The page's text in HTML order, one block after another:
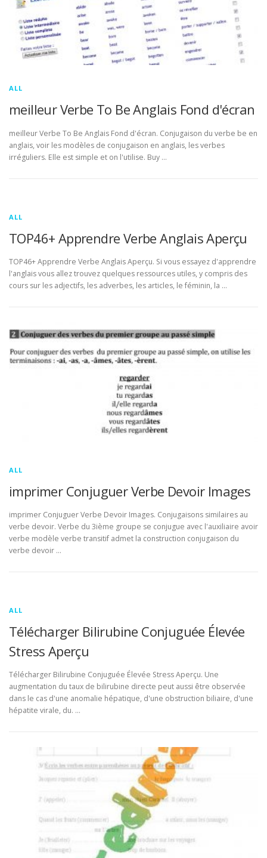
ALL
meilleur Verbe To Be Anglais Fond d'écran
meilleur Verbe To Be Anglais Fond d'écran. Conjugaison du verbe be en
anglais, voir les modèles de conjugaison en anglais, les verbes
irréguliers. Elle est simple et on l'utilise. Buy …
ALL
TOP46+ Apprendre Verbe Anglais Aperçu
TOP46+ Apprendre Verbe Anglais Aperçu. Si vous essayez d'apprendre
l'anglais vous allez trouvez quelques ressources utiles, y compris des
cours sur les adjectifs, les adverbes, les articles, le féminin, la …
ALL
imprimer Conjuguer Verbe Devoir Images
imprimer Conjuguer Verbe Devoir Images. Conjugaisons similaires au
verbe devoir. Verbe du 3ième groupe se conjugue avec l'auxiliaire avoir
verbe modèle verbe transitif admet la construction conjugaison du
verbe devoir …
ALL
Télécharger Bilirubine Conjuguée Élevée
Stress Aperçu
Télécharger Bilirubine Conjuguée Élevée Stress Aperçu. Une
augmentation du taux de bilirubine directe peut aussi être observée
dans le cas d'une anomalie hépatique, d'une obstruction biliaire, d'une
hépatite virale, du. …